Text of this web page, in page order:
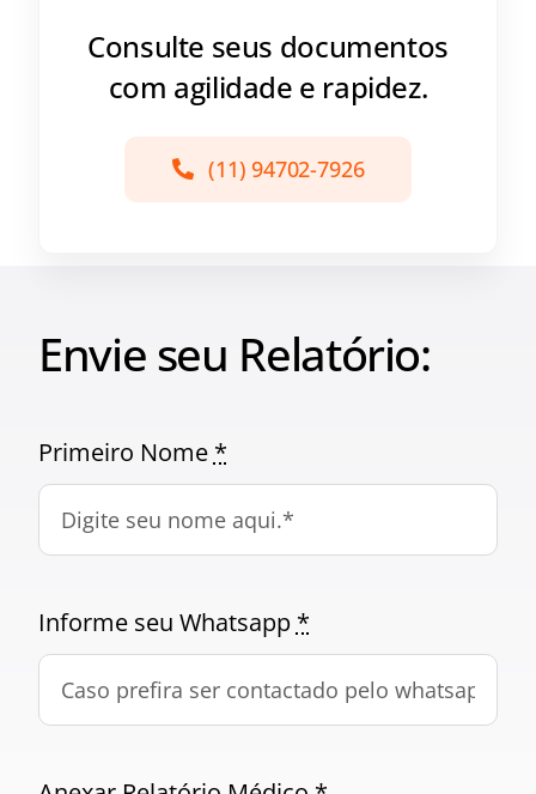
Consulte seus documentos
com agilidade e rapidez.
(11) 94702-7926
Envie seu Relatório:
Primeiro Nome *
Informe seu Whatsapp *